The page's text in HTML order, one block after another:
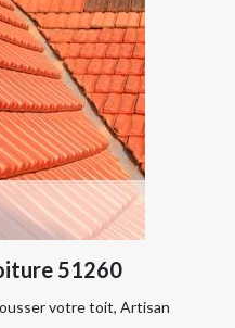
51260
votre toit, Artisan